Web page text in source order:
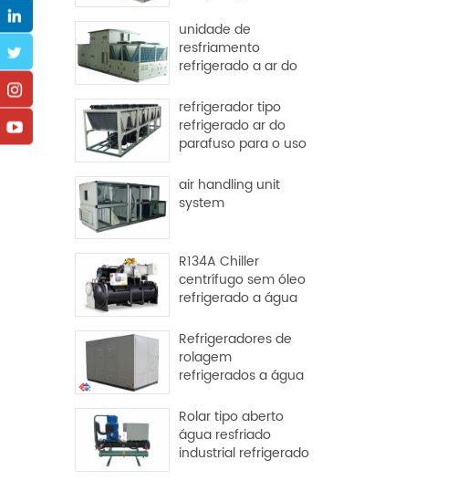
hospital
unidade de
resfriamento
refrigerado a ar do
refrigerador tipo
refrigerado ar do
parafuso para o uso
air handling unit
system
R134A Chiller
centrífugo sem óleo
refrigerado a água
Refrigeradores de
rolagem
refrigerados a água
Rolar tipo aberto
água resfriado
industrial refrigerado